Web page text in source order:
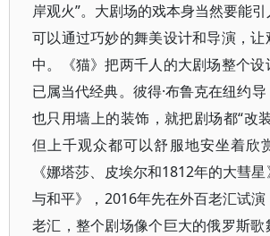
岸观火”。大剧场的戏本身当然要能
可以通过巧妙的舞美设计和导演，
中。《猫》把两千人的大剧场整个设
已属当代经典。彼得·布鲁克在纽约导
也只用墙上的装饰，就把剧场都“改
但上千观众都可以舒服地安坐着欣
《娜塔莎、皮埃尔和1812年的大彗
与和平》，2016年先在外百老汇试
老汇，整个剧场像个巨大的俄罗斯歌